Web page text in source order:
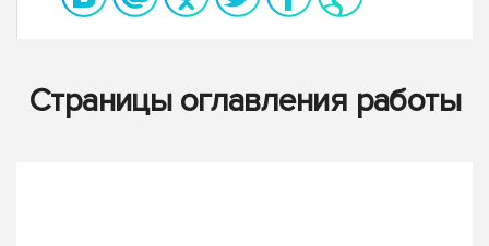
Страницы оглавления работы